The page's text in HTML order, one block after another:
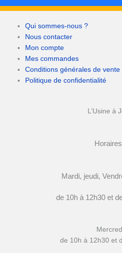
Qui sommes-nous ?
Nous contacter
Mon compte
Mes commandes
Conditions générales de vente
Politique de confidentialité
L’Usine à
Mardi, jeudi,
de 10h à 12h30 et
de 10h à 12h30 et